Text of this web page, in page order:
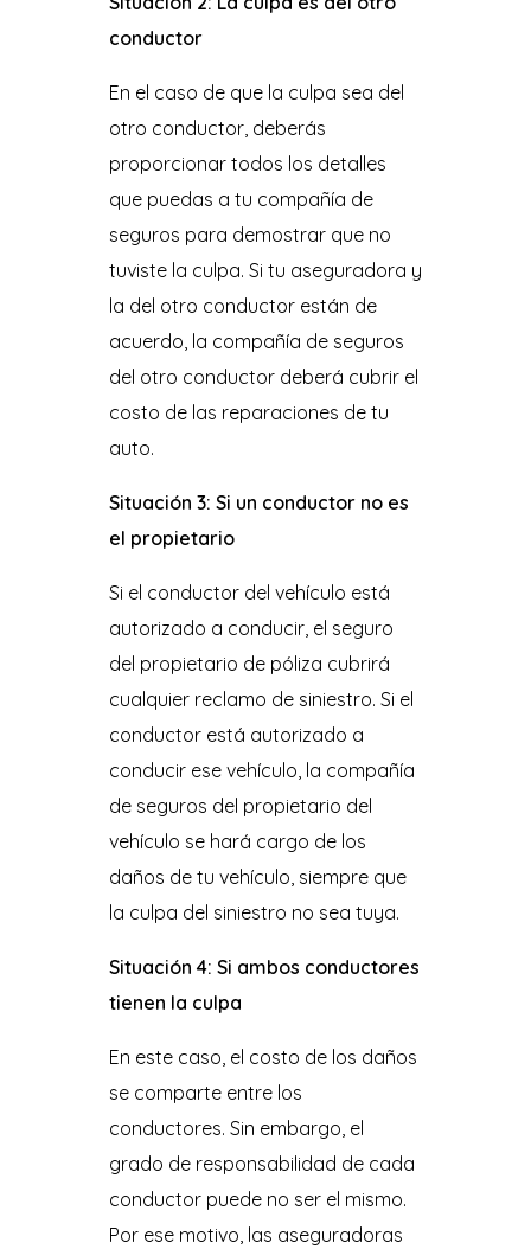
conductor
En el caso de que la culpa sea del
otro conductor, deberás
proporcionar todos los detalles
que puedas a tu compañía de
seguros para demostrar que no
tuviste la culpa. Si tu aseguradora y
la del otro conductor están de
acuerdo, la compañía de seguros
del otro conductor deberá cubrir el
costo de las reparaciones de tu
auto.
Situación 3: Si un conductor no es
el propietario
Si el conductor del vehículo está
autorizado a conducir, el seguro
del propietario de póliza cubrirá
cualquier reclamo de siniestro. Si el
conductor está autorizado a
conducir ese vehículo, la compañía
de seguros del propietario del
vehículo se hará cargo de los
daños de tu vehículo, siempre que
la culpa del siniestro no sea tuya.
Situación 4: Si ambos conductores
tienen la culpa
En este caso, el costo de los daños
se comparte entre los
conductores. Sin embargo, el
grado de responsabilidad de cada
conductor puede no ser el mismo.
Por ese motivo, las aseguradoras